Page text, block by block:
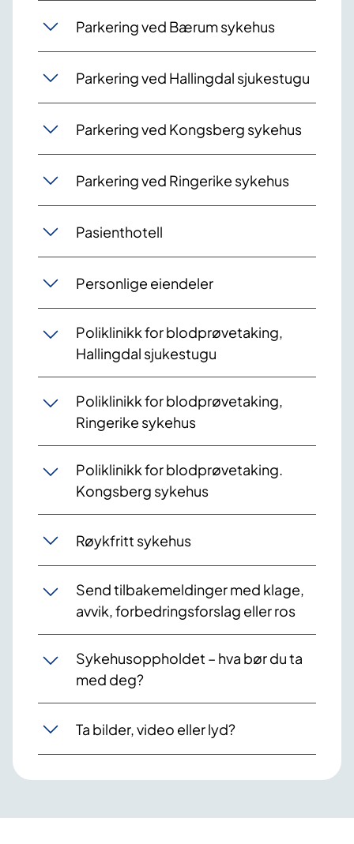
Parkering ved Bærum sykehus
Parkering ved Hallingdal sjukestugu
Parkering ved Kongsberg sykehus
Parkering ved Ringerike sykehus
Pasienthotell
Personlige eiendeler
Poliklinikk for blodprøvetaking,
Hallingdal sjukestugu
Poliklinikk for blodprøvetaking,
Ringerike sykehus
Poliklinikk for blodprøvetaking.
Kongsberg sykehus
Røykfritt sykehus
Send tilbakemeldinger med klage,
avvik, forbedringsforslag eller ros
Sykehusoppholdet – hva bør du ta
med deg?
Ta bilder, video eller lyd?